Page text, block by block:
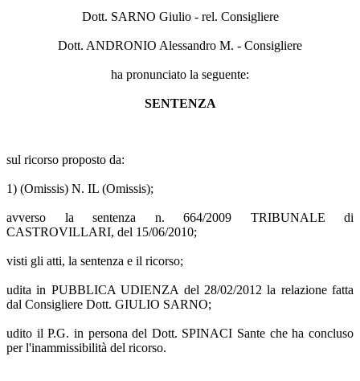
Dott. SARNO Giulio - rel. Consigliere
Dott. ANDRONIO Alessandro M. - Consigliere
ha pronunciato la seguente:
SENTENZA
sul ricorso proposto da:
1) (Omissis) N. IL (Omissis);
avverso la sentenza n. 664/2009 TRIBUNALE di
CASTROVILLARI, del 15/06/2010;
visti gli atti, la sentenza e il ricorso;
udita in PUBBLICA UDIENZA del 28/02/2012 la relazione fatta
dal Consigliere Dott. GIULIO SARNO;
udito il P.G. in persona del Dott. SPINACI Sante che ha concluso
per l'inammissibilità del ricorso.